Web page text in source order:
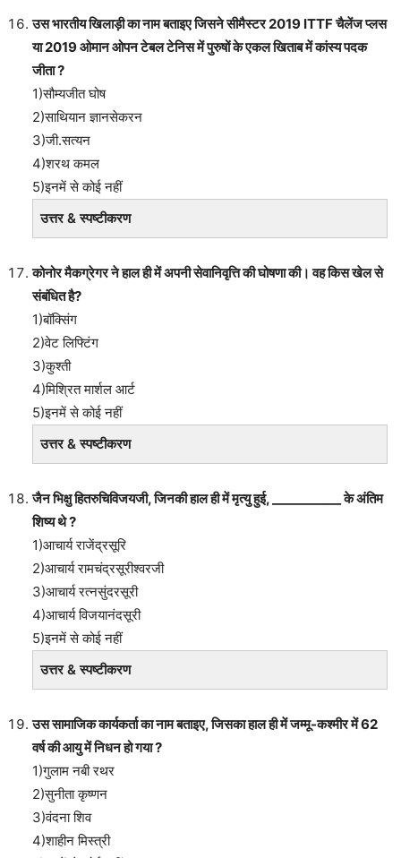
उस भारतीय खिलाड़ी का नाम बताइए जिसने सीमैस्टर 2019 ITTF चैलेंज प्लस
या 2019 ओमान ओपन टेबल टेनिस में पुरुषों के एकल खिताब में कांस्य पदक
जीता ?
1)सौम्यजीत घोष
2)साथियान ज्ञानसेकरन
3)जी.सत्यन
4)शरथ कमल
5)इनमें से कोई नहीं
उत्तर & स्पष्टीकरण
कोनोर मैकग्रेगर ने हाल ही में अपनी सेवानिवृत्ति की घोषणा की। वह किस खेल से
संबंधित है?
1)बॉक्सिंग
2)वेट लिफ्टिंग
3)कुश्ती
4)मिश्रित मार्शल आर्ट
5)इनमें से कोई नहीं
उत्तर & स्पष्टीकरण
जैन भिक्षु हितरुचिविजयजी, जिनकी हाल ही में मृत्यु हुई, ___________ के अंतिम
शिष्य थे ?
1)आचार्य राजेंद्रसूरि
2)आचार्य रामचंद्रसूरीश्वरजी
3)आचार्य रत्नसुंदरसूरी
4)आचार्य विजयानंदसूरी
5)इनमें से कोई नहीं
उत्तर & स्पष्टीकरण
उस सामाजिक कार्यकर्ता का नाम बताइए, जिसका हाल ही में जम्मू-कश्मीर में 62
वर्ष की आयु में निधन हो गया ?
1)गुलाम नबी रथर
2)सुनीता कृष्णन
3)वंदना शिव
4)शाहीन मिस्त्री